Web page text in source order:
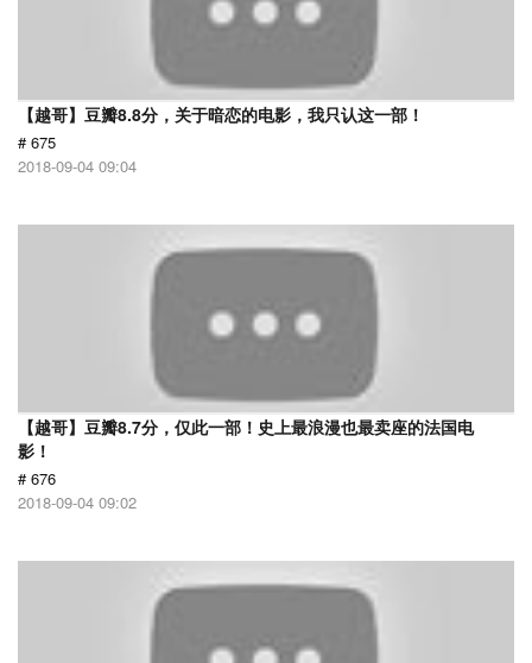
【越哥】豆瓣8.8分，关于暗恋的电影，我只认这一部！
# 675
2018-09-04 09:04
【越哥】豆瓣8.7分，仅此一部！史上最浪漫也最卖座的法国电
影！
# 676
2018-09-04 09:02